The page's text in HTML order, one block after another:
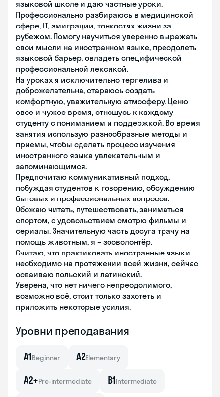
языковой школе и даю частные уроки.
Профессионально разбираюсь в медицинской
сфере, IT, эмиграции, тонкостях жизни за
рубежом. Помогу научиться уверенно выражать
свои мысли на иностранном языке, преодолеть
языковой барьер, овладеть специфической
профессиональной лексикой.
На уроках я исключительно терпелива и
доброжелательна, стараюсь создать
комфортную, уважительную атмосферу. Ценю
свое и чужое время, отношусь к каждому
студенту с пониманием и поддержкой. Во время
занятия использую разнообразные методы и
приемы, чтобы сделать процесс изучения
иностранного языка увлекательным и
запоминающимся.
Предпочитаю коммуникативный подход,
побуждая студентов к говорению, обсуждению
бытовых и профессиональных вопросов.
Обожаю читать, путешествовать, заниматься
спортом, с удовольствием смотрю фильмы и
сериалы. Значительную часть досуга трачу на
помощь животным, я – зооволонтёр.
Считаю, что практиковать иностранные языки
необходимо на протяжении всей жизни, сейчас
осваиваю польский и латинский.
Уверена, что нет ничего непреодолимого,
возможно всё, стоит только захотеть и
приложить некоторые усилия.
Уровни преподавания
A1Beginner A2Elementary
A2+Pre-intermediate B1Intermediate